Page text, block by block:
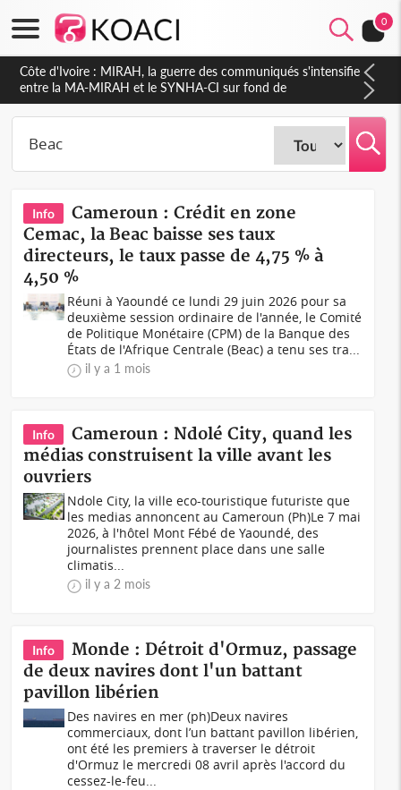
0
Côte d'Ivoire : Indépendance 2026, Thiam plaide pour un
environnement démocratique plus apaisé
Info
Cameroun : Crédit en zone
Cemac, la Beac baisse ses taux
directeurs, le taux passe de 4,75 % à
4,50 %
Réuni à Yaoundé ce lundi 29 juin 2026 pour sa
deuxième session ordinaire de l'année, le Comité
de Politique Monétaire (CPM) de la Banque des
États de l'Afrique Centrale (Beac) a tenu ses tra...
il y a 1 mois
Info
Cameroun : Ndolé City, quand les
médias construisent la ville avant les
ouvriers
Ndole City, la ville eco-touristique futuriste que
les medias annoncent au Cameroun (Ph)Le 7 mai
2026, à l'hôtel Mont Fébé de Yaoundé, des
journalistes prennent place dans une salle
climatis...
il y a 2 mois
Info
Monde : Détroit d'Ormuz, passage
de deux navires dont l'un battant
pavillon libérien
Des navires en mer (ph)Deux navires
commerciaux, dont l’un battant pavillon libérien,
ont été les premiers à traverser le détroit
d'Ormuz le mercredi 08 avril après l'accord du
cessez-le-feu...